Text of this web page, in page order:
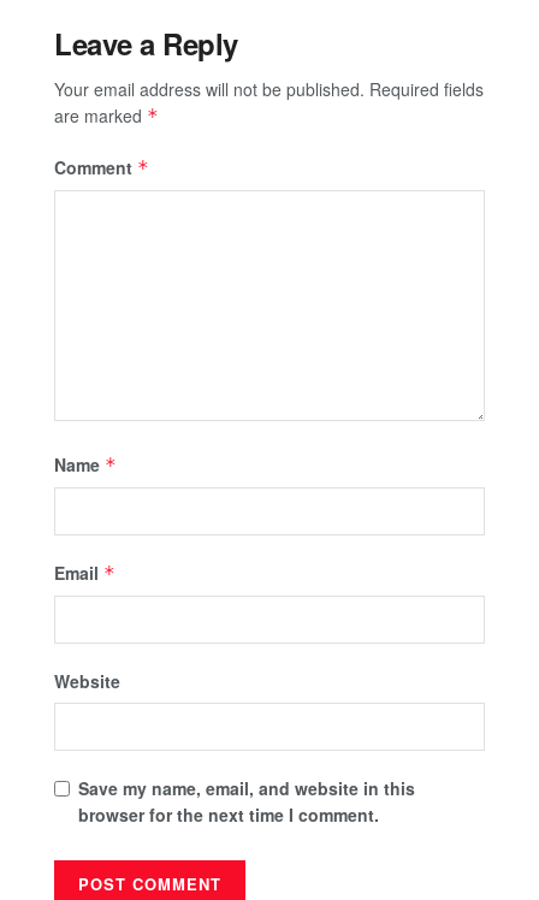
Leave a Reply
Your email address will not be published. Required fields
are marked *
Comment *
Name *
Email *
Website
Save my name, email, and website in this
browser for the next time I comment.